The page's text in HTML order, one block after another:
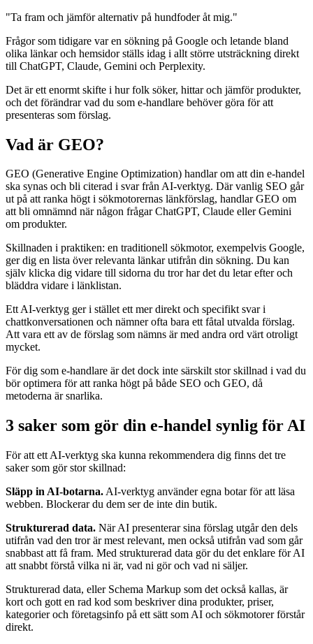
"Ta fram och jämför alternativ på hundfoder åt mig."
Frågor som tidigare var en sökning på Google och letande bland
olika länkar och hemsidor ställs idag i allt större utsträckning direkt
till ChatGPT, Claude, Gemini och Perplexity.
Det är ett enormt skifte i hur folk söker, hittar och jämför produkter,
och det förändrar vad du som e-handlare behöver göra för att
presenteras som förslag.
Vad är GEO?
GEO (Generative Engine Optimization) handlar om att din e-handel
ska synas och bli citerad i svar från AI-verktyg. Där vanlig SEO går
ut på att ranka högt i sökmotorernas länkförslag, handlar GEO om
att bli omnämnd när någon frågar ChatGPT, Claude eller Gemini
om produkter.
Skillnaden i praktiken: en traditionell sökmotor, exempelvis Google,
ger dig en lista över relevanta länkar utifrån din sökning. Du kan
själv klicka dig vidare till sidorna du tror har det du letar efter och
bläddra vidare i länklistan.
Ett AI-verktyg ger i stället ett mer direkt och specifikt svar i
chattkonversationen och nämner ofta bara ett fåtal utvalda förslag.
Att vara ett av de förslag som nämns är med andra ord värt otroligt
mycket.
För dig som e-handlare är det dock inte särskilt stor skillnad i vad du
bör optimera för att ranka högt på både SEO och GEO, då
metoderna är snarlika.
3 saker som gör din e-handel synlig för AI
För att ett AI-verktyg ska kunna rekommendera dig finns det tre
saker som gör stor skillnad:
Släpp in AI-botarna. AI-verktyg använder egna botar för att läsa
webben. Blockerar du dem ser de inte din butik.
Strukturerad data. När AI presenterar sina förslag utgår den dels
utifrån vad den tror är mest relevant, men också utifrån vad som går
snabbast att få fram. Med strukturerad data gör du det enklare för AI
att snabbt förstå vilka ni är, vad ni gör och vad ni säljer.
Strukturerad data, eller Schema Markup som det också kallas, är
kort och gott en rad kod som beskriver dina produkter, priser,
kategorier och företagsinfo på ett sätt som AI och sökmotorer förstår
direkt.